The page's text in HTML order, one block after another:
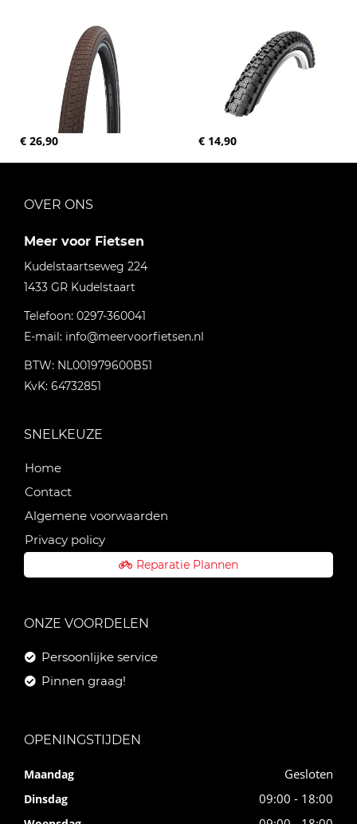
€ 26,90 € 14,90
OVER ONS
Meer voor Fietsen
Kudelstaartseweg 224
1433 GR Kudelstaart
Telefoon: 0297-360041
E-mail: info@meervoorfietsen.nl
BTW: NL001979600B51
KvK: 64732851
SNELKEUZE
Home
Contact
Algemene voorwaarden
Privacy policy
Reparatie Plannen
ONZE VOORDELEN
Persoonlijke service
Pinnen graag!
OPENINGSTIJDEN
Maandag Gesloten
Dinsdag 09:00 - 18:00